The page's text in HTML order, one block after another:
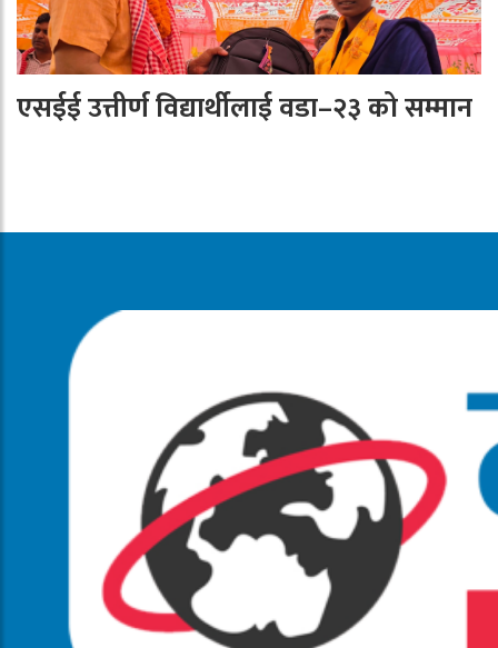
एसईई उत्तीर्ण विद्यार्थीलाई वडा–२३ को सम्मान